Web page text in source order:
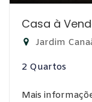
Casa à
Jardim
2 Quartos
Mais